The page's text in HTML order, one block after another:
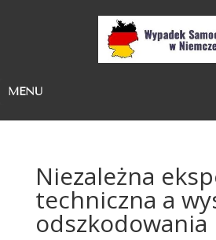
MENU
Niezależna
techniczna a
odszkodowania